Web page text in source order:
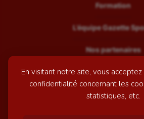
En visitant notre site, vous
confidentialité concernant les
statistiques, etc.
Formation
L’équipe Gazette
Nos partenaires
Recrutement
Mentions légales